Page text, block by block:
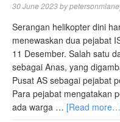
30 June 2023by
Serangan helikopter dini
menewaskan dua pejabat
11 Desember. Salah satu
sebagai Anas, yang
Pusat AS sebagai pejabat
Para pejabat mengatakan
ada warga … [Read